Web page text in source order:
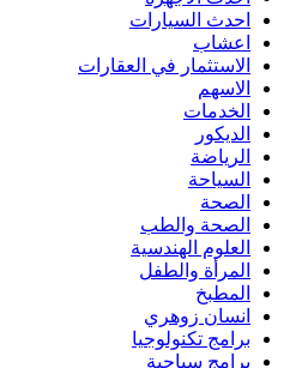
احدث السيارات
اعشاب
الاستثمار في العقارات
الاسهم
الخدمات
الديكور
الرياضة
السياحة
الصحة
الصحة والطب
العلوم الهندسية
المرأة والطفل
المطبخ
انسان زوهري
برامج تكنولوجيا
برامج سياحية